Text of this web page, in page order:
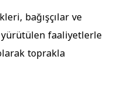
bağışçılar ve
faaliyetlerle
toprakla